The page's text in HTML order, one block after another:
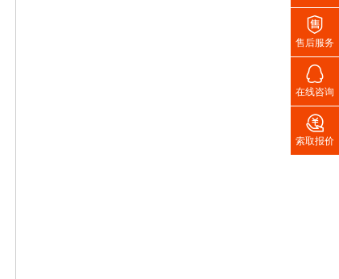

售后服务

在线咨询

索取报价